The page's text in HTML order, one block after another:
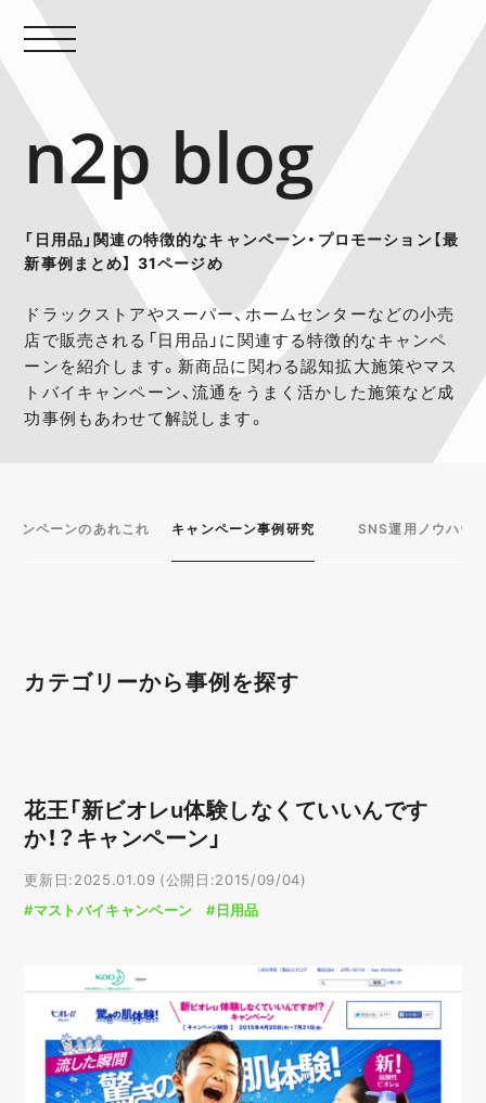
n2p blog
「日用品」関連の特徴的なキャンペーン・プロモーション【最
新事例まとめ】 31ページめ
ドラックストアやスーパー、ホームセンターなどの小売
店で販売される「日用品」に関連する特徴的なキャンペ
ーンを紹介します。新商品に関わる認知拡大施策やマス
トバイキャンペーン、流通をうまく活かした施策など成
功事例もあわせて解説します。
ャンペーンのあれこれ キャンペーン事例研究 SNS運用ノウハウ
カテゴリーから事例を探す
X（Twitter）
Instagram
LINE
YouTube
目的別
店舗誘引
認知拡大
データ収集
業種・業界
金融
IT
日用品
花王「新ビオレu体験しなくていいんです
か！？キャンペーン」
更新日:2025.01.09 (公開日:2015/09/04)
#マストバイキャンペーン
#日用品